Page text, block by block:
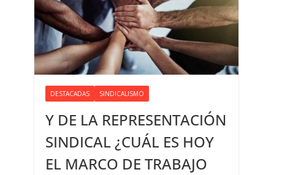
DESTACADAS SINDICALISMO
Y DE LA REPRESENTACIÓN
SINDICAL ¿CUÁL ES HOY
EL MARCO DE TRABAJO